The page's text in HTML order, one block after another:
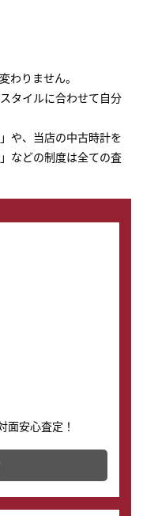
わりません。
タイルに合わせて自分
や、当店の中古時計を
などの制度は全ての査
面安心査定！
では、時計販売の
お得に新しい時計